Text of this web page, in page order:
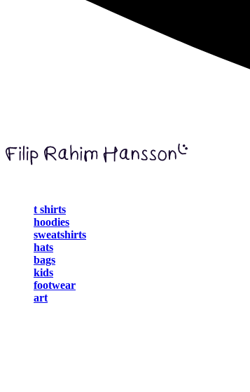
t shirts
hoodies
sweatshirts
hats
bags
kids
footwear
art